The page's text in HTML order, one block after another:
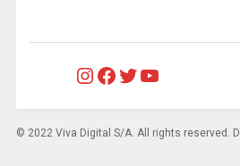
Instagram
Facebook
Twitter
Youtube
© 2022 Viva Digital S/A. All rights reserved.